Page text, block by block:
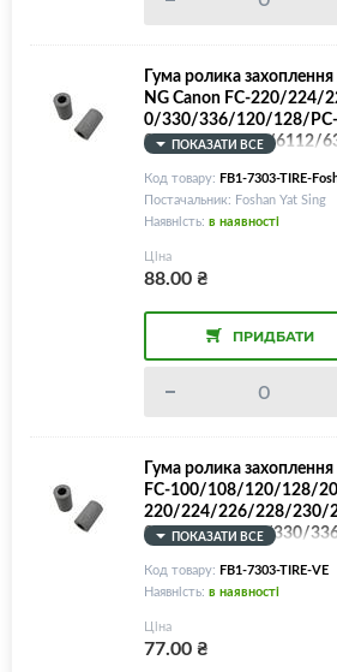
Гума ролика
NG Canon FC-220/
0/330/336/120/128/
0/860/NP-6012/6112/
FB1-9766
ПОКАЗАТИ ВСЕ
Код товару: FB1-7303-TIRE-
Постачальник: Foshan Yat Sing
Наявність: в наявності
Ціна
88.00₴
ПРИДБАТИ
Гума ролика
FC-100/108/120/128/
220/224/226/228/230/
0/310/320/325/330/
0/325/330/420/425/
80/790/860/880/890/
960/980/981/NP-2020/
2/6312/6512/6612/
1-9766
ПОКАЗАТИ ВСЕ
Код товару: FB1-7303-TIRE-VE
Наявність: в наявності
Ціна
77.00₴